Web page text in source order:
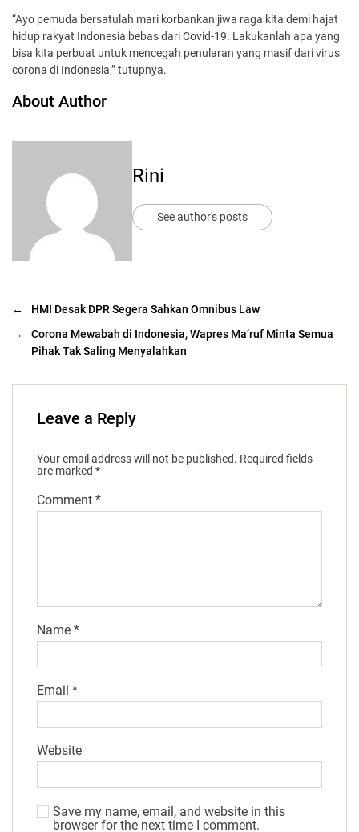
“Ayo pemuda bersatulah mari korbankan jiwa raga kita demi hajat
hidup rakyat Indonesia bebas dari Covid-19. Lakukanlah apa yang
bisa kita perbuat untuk mencegah penularan yang masif dari virus
corona di Indonesia,” tutupnya.
About Author
Rini
See author's posts
←
HMI Desak DPR Segera Sahkan Omnibus Law
→
Corona Mewabah di Indonesia, Wapres Ma’ruf Minta Semua
Pihak Tak Saling Menyalahkan
Leave a Reply
Your email address will not be published. Required fields
are marked *
Comment *
Name *
Email *
Website
Save my name, email, and website in this
browser for the next time I comment.